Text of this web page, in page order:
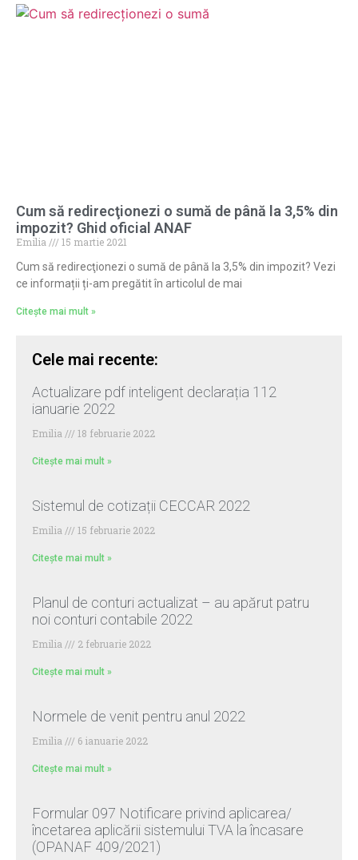
Cum să redirecţionezi o sumă de până la 3,5% din
impozit? Ghid oficial ANAF
Emilia
15 martie 2021
Cum să redirecţionezi o sumă de până la 3,5% din impozit? Vezi
ce informații ți-am pregătit în articolul de mai
Citește mai mult »
Cele mai recente:
Actualizare pdf inteligent declarația 112
ianuarie 2022
Emilia 18 februarie 2022
Citește mai mult »
Sistemul de cotizații CECCAR 2022
Emilia 15 februarie 2022
Citește mai mult »
Planul de conturi actualizat – au apărut patru
noi conturi contabile 2022
Emilia 2 februarie 2022
Citește mai mult »
Normele de venit pentru anul 2022
Emilia 6 ianuarie 2022
Citește mai mult »
Formular 097 Notificare privind aplicarea/
încetarea aplicării sistemului TVA la încasare
(OPANAF 409/2021)